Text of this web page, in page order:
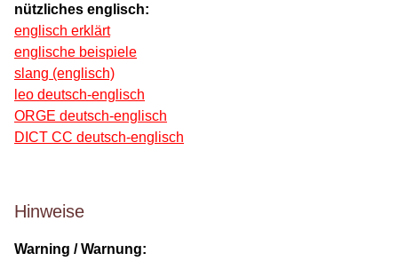
nützliches englisch:
englisch erklärt
englische beispiele
slang (englisch)
leo deutsch-englisch
ORGE deutsch-englisch
DICT CC deutsch-englisch
Hinweise
Warning / Warnung: